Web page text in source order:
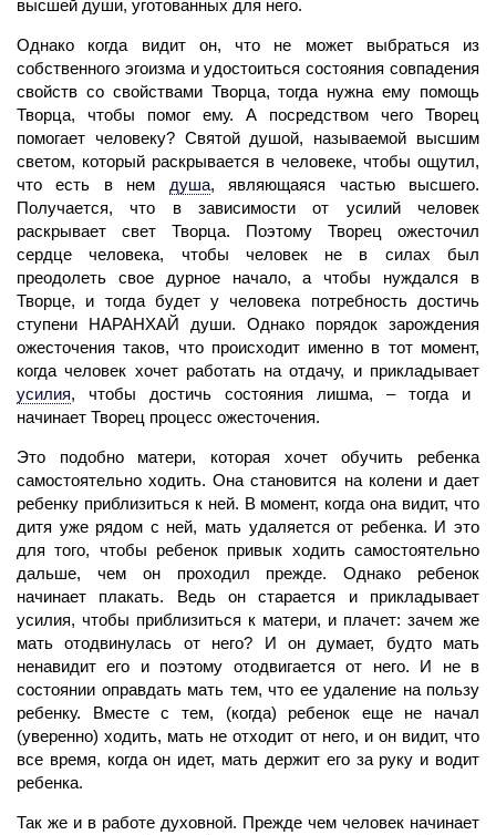
высшей души, уготованных для него.
Однако когда видит он, что не может выбраться из
собственного эгоизма и удостоиться состояния совпадения
свойств со свойствами Творца, тогда нужна ему помощь
Творца, чтобы помог ему. А посредством чего Творец
помогает человеку? Святой душой, называемой высшим
светом, который раскрывается в человеке, чтобы ощутил,
что есть в нем
душа, являющаяся частью высшего.
Получается, что в зависимости от усилийчеловек
раскрывает свет Творца. Поэтому Творец ожесточил
сердце человека, чтобы человек не в силах был
преодолеть свое дурное начало, а чтобы нуждался в
Творце, и тогда будет у человека потребность достичь
ступени
НАРАНХАЙ души. Однако порядок зарождения
ожесточения таков, что происходит именно в тот момент,
когда человек хочет работать на отдачу, и прикладывает
усилия, чтобы достичь состояния лишма, – тогда и
начинает Творец процесс ожесточения.
Это подобно матери, которая хочет обучить ребенка
самостоятельно ходить. Она становится на колени и дает
ребенку приблизиться к ней. В момент, когда она видит, что
дитя уже рядом с ней, мать удаляется от ребенка. И это
для того, чтобы ребенок привык ходить самостоятельно
дальше, чем он проходил прежде. Однако ребенок
начинает плакать. Ведь он старается и прикладывает
усилия, чтобы приблизиться к матери, и плачет: зачем же
мать отодвинулась от него? И он думает, будто мать
ненавидит его и поэтому отодвигается от него. И не в
состоянии оправдать мать тем, что ее удаление на пользу
ребенку. Вместе с тем, (когда) ребенок еще не начал
(уверенно) ходить, мать не отходит от него, и он видит, что
все время, когда он идет, мать держит его за руку и водит
ребенка.
Так же и в работе духовной. Прежде чем человек начинает